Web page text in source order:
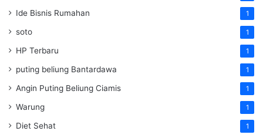
Ide Bisnis Rumahan 1
soto 1
HP Terbaru 1
puting beliung Bantardawa 1
Angin Puting Beliung Ciamis 1
Warung 1
Diet Sehat 1